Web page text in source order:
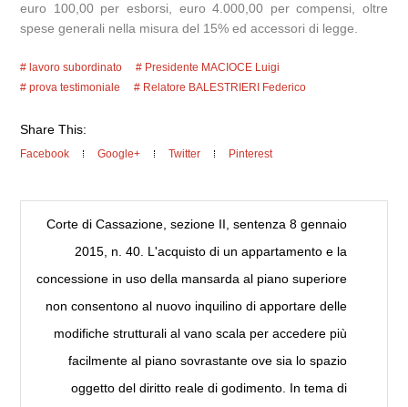
euro 100,00 per esborsi, euro 4.000,00 per compensi, oltre
spese generali nella misura del 15% ed accessori di legge.
lavoro subordinato
Presidente MACIOCE Luigi
prova testimoniale
Relatore BALESTRIERI Federico
Share This:
Facebook Google+ Twitter Pinterest
Corte di Cassazione, sezione II, sentenza 8 gennaio
2015, n. 40. L'acquisto di un appartamento e la
concessione in uso della mansarda al piano superiore
non consentono al nuovo inquilino di apportare delle
modifiche strutturali al vano scala per accedere più
facilmente al piano sovrastante ove sia lo spazio
oggetto del diritto reale di godimento. In tema di